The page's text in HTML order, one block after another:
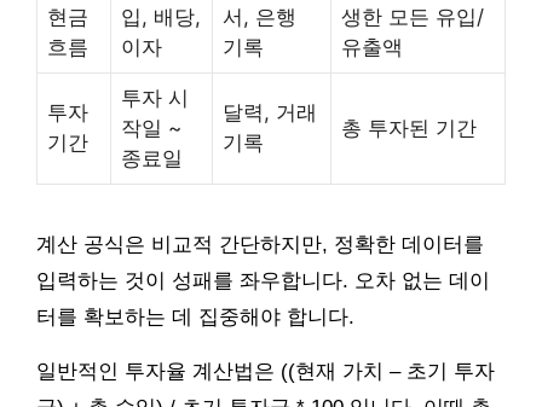
현금
흐름
입, 배당,
이자
서, 은행
기록
생한 모든 유입/
유출액
투자
기간
투자 시
작일 ~
종료일
달력, 거래
기록
총 투자된 기간
계산 공식은 비교적 간단하지만, 정확한 데이터를
입력하는 것이 성패를 좌우합니다. 오차 없는 데이
터를 확보하는 데 집중해야 합니다.
일반적인 투자율 계산법은 ((현재 가치 – 초기 투자